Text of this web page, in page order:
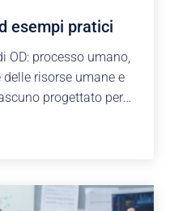
esempi pratici
OD: processo umano,
risorse umane e
progettato per